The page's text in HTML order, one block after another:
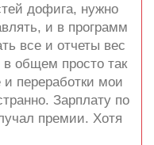
дофига, нужно
и в программ
все и отчеты вес
в общем просто так
переработки мои
Зарплату по
премии. Хотя